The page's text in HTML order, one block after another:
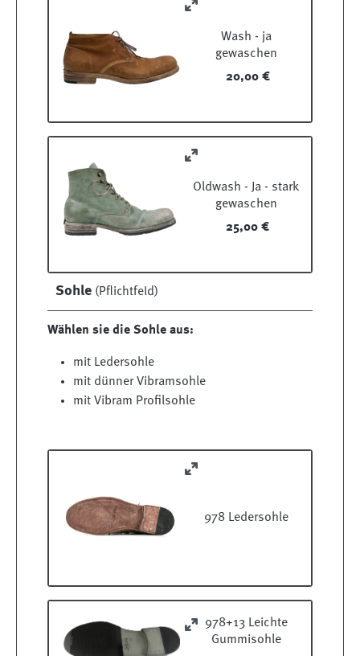
Wash - ja
gewaschen
20,00 €
Oldwash - Ja - stark
gewaschen
25,00 €
Sohle (Pflichtfeld)
Wählen sie die Sohle aus:
mit Ledersohle
mit dünner Vibramsohle
mit Vibram Profilsohle
978 Ledersohle
978+13 Leichte
Gummisohle